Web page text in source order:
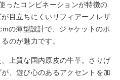
ったコンビネーションが特徴の
目立ちにくいサフィアーノレザ
の薄型設計で、ジャケットのポ
のが魅力です。
上質な国内原皮の牛革。さりげ
、遊び心のあるアクセントを加